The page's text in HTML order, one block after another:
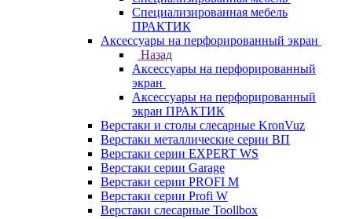
Специализированная мебель
ПРАКТИК
Аксессуары на перфорированный экран
Назад
Аксессуары на перфорированный
экран
Аксессуары на перфорированный
экран ПРАКТИК
Верстаки и столы слесарные KronVuz
Верстаки металлические серии ВП
Верстаки серии EXPERT WS
Верстаки серии Garage
Верстаки серии PROFI M
Верстаки серии Profi W
Верстаки слесарные Toollbox